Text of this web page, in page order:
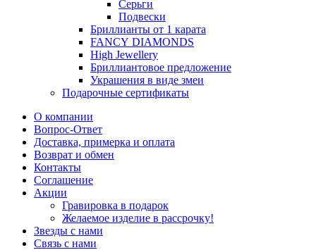
Серьги
Подвески
Бриллианты от 1 карата
FANCY DIAMONDS
High Jewellery
Бриллиантовое предложение
Украшения в виде змеи
Подарочные сертификаты
О компании
Вопрос-Ответ
Доставка, примерка и оплата
Возврат и обмен
Контакты
Соглашение
Акции
Гравировка в подарок
Желаемое изделие в рассрочку!
Звезды с нами
Связь с нами